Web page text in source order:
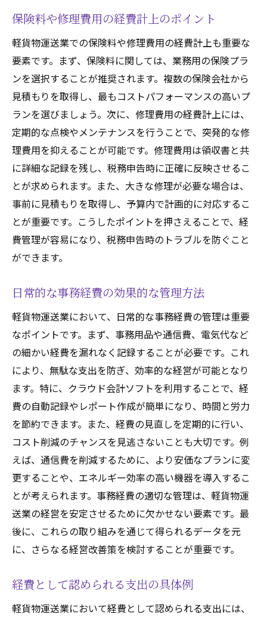
保険料や修理費用の経費計上のポイント
軽貨物運送業での保険料や修理費用の経費計上も重要な
要素です。まず、保険料に関しては、業務用の保険プラ
ンを選択することが推奨されます。複数の保険会社から
見積もりを取得し、最もコストパフォーマンスの高いプ
ランを選びましょう。次に、修理費用の経費計上には、
定期的な点検やメンテナンスを行うことで、突発的な修
理費用を抑えることが可能です。修理費用は領収書と共
に詳細な記録を残し、税務申告時に正確に反映させるこ
とが求められます。また、大きな修理が必要な場合は、
事前に見積もりを取得し、予算内で計画的に対応するこ
とが重要です。こうしたポイントを押さえることで、経
費管理が容易になり、税務申告時のトラブルを防ぐこと
ができます。
日常的な事務経費の効果的な管理方法
軽貨物運送業において、日常的な事務経費の管理は重要
なポイントです。まず、事務用品や通信費、電気代など
の細かい経費を漏れなく記録することが必要です。これ
により、無駄な支出を防ぎ、効率的な経営が可能となり
ます。特に、クラウド会計ソフトを利用することで、経
費の自動記録やレポート作成が簡単になり、時間と労力
を節約できます。また、経費の見直しを定期的に行い、
コスト削減のチャンスを見逃さないことも大切です。例
えば、通信費を削減するために、より安価なプランに変
更することや、エネルギー効率の高い機器を導入するこ
とが考えられます。事務経費の適切な管理は、軽貨物運
送業の経営を安定させるために欠かせない要素です。最
後に、これらの取り組みを通じて得られるデータを元
に、さらなる経営改善策を検討することが重要です。
経費として認められる支出の具体例
軽貨物運送業において経費として認められる支出には、